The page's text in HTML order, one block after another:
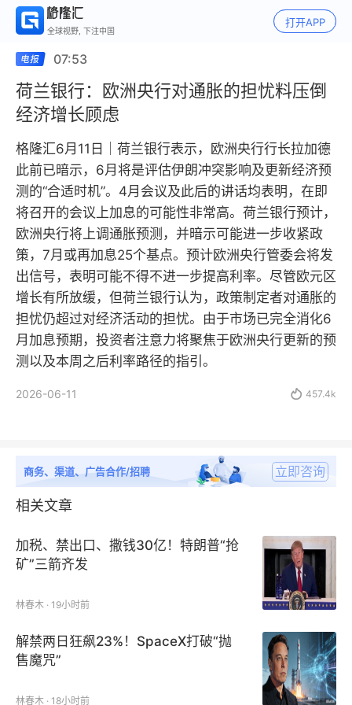
全球视野, 下注中国
打开APP
07:53
荷兰银行：欧洲央行对通胀的担忧料压倒
经济增长顾虑
格隆汇6月11日｜荷兰银行表示，欧洲央行行长拉加德
此前已暗示，6月将是评估伊朗冲突影响及更新经济预
测的“合适时机”。4月会议及此后的讲话均表明，在即
将召开的会议上加息的可能性非常高。荷兰银行预计，
欧洲央行将上调通胀预测，并暗示可能进一步收紧政
策，7月或再加息25个基点。预计欧洲央行管委会将发
出信号，表明可能不得不进一步提高利率。尽管欧元区
增长有所放缓，但荷兰银行认为，政策制定者对通胀的
担忧仍超过对经济活动的担忧。由于市场已完全消化6
月加息预期，投资者注意力将聚焦于欧洲央行更新的预
测以及本周之后利率路径的指引。
2026-06-11  457.4k
商务、渠道、广告合作/招聘 立即咨询
相关文章
加税、禁出口、撒钱30亿！特朗普“抢
矿”三箭齐发
林春木 · 19小时前
解禁两日狂飙23%！SpaceX打破“抛
售魔咒”
林春木 · 18小时前